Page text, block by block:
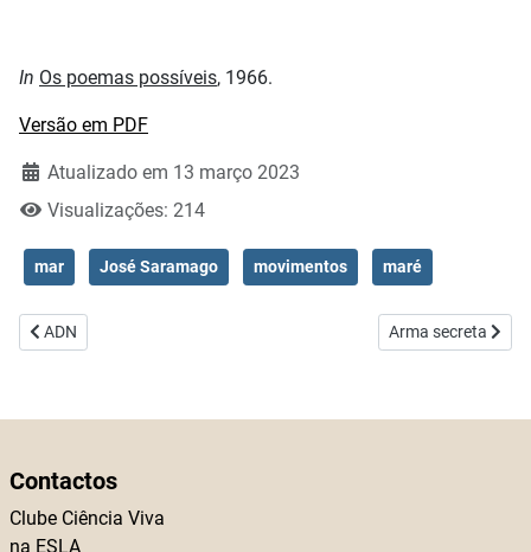
In Os poemas possíveis, 1966.
Versão em PDF
Atualizado em 13 março 2023
Visualizações: 214
mar José Saramago movimentos maré
Artigo anterior: ADN
ADN Artigo seguinte:
Arma secreta
Contactos
Clube Ciência Viva
na ESLA